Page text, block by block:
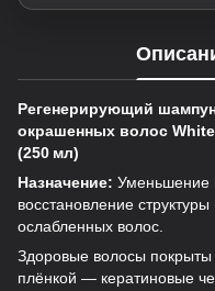
Регенерирующий
окрашенных волос
(250 мл)
Назначение: Уменьшение
восстановление
ослабленных волос.
Здоровые волосы
плёнкой — кератиновые